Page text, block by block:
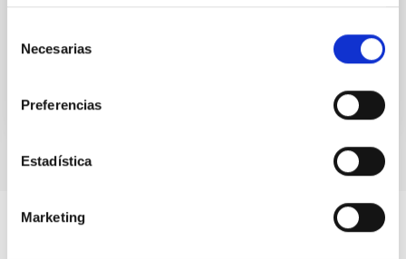
Necesarias
Preferencias
Estadística
Marketing
infraestructuras astronómicas terrestres y de